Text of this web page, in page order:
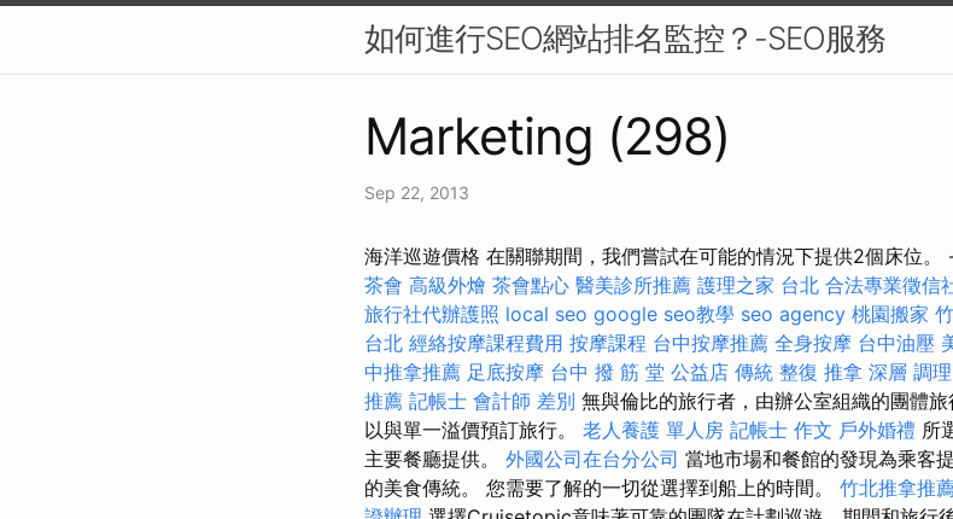
如何進行SEO網站排名監控？-SEO服務
Marketing (298)
Sep 22, 2013
海洋巡遊價格 在關聯期間，我們嘗試在可能的情況下提供2個床位。
茶會 高級外燴 茶會點心 醫美診所推薦 護理之家 台北 合法專業徵信
旅行社代辦護照 local seo google seo教學 seo agency 桃園搬家
台北 經絡按摩課程費用 按摩課程 台中按摩推薦 全身按摩 台中油壓
中推拿推薦 足底按摩 台中 撥 筋 堂 公益店 傳統 整復 推拿 深層 調
推薦 記帳士 會計師 差別 無與倫比的旅行者，由辦公室組織的團體
以與單一溢價預訂旅行。 老人養護 單人房 記帳士 作文 戶外婚禮 所
主要餐廳提供。 外國公司在台分公司 當地市場和餐館的發現為乘客
的美食傳統。 您需要了解的一切從選擇到船上的時間。 竹北推拿推